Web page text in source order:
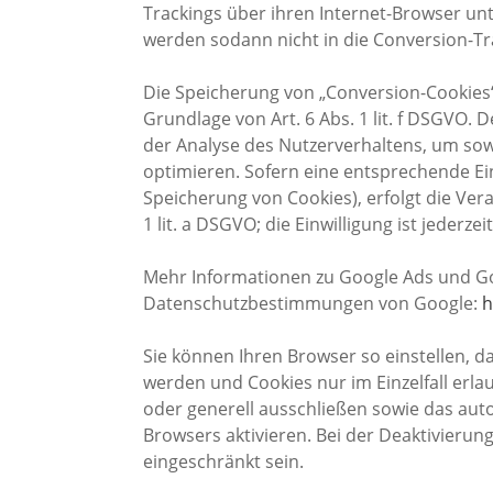
Trackings über ihren Internet-Browser
werden sodann nicht in die Conversion-
Die Speicherung von „Conversion-
Grundlage von Art. 6 Abs. 1 lit. f
der Analyse des Nutzerverhaltens, um
optimieren. Sofern eine entsprechende
Speicherung von Cookies), erfolgt die
1 lit. a DSGVO; die Einwilligung ist
Mehr Informationen zu Google Ads und
Datenschutzbestimmungen von Google:
Sie können Ihren Browser so einstellen,
werden und Cookies nur im Einzelfall
oder generell ausschließen sowie das
Browsers aktivieren. Bei der
eingeschränkt sein.